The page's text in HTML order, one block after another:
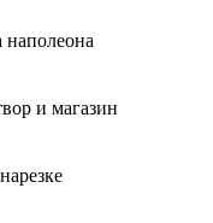
и магазин